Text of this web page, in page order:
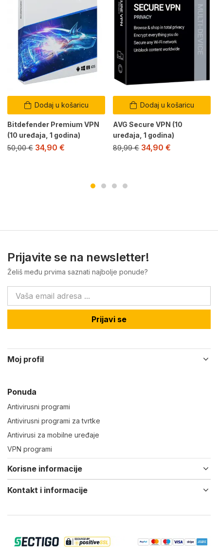
Dodaj u košaricu
Bitdefender Premium VPN
(10 uređaja, 1 godina)
50,00€ 34,90 €
Dodaj u košaricu
AVG Secure VPN (10
uređaja, 1 godina)
89,99€ 34,90 €
Prijavite se na newsletter!
Želiš među prvima saznati najbolje ponude?
Prijavi se
Moj profil
Ponuda
Antivirusni programi
Antivirusni programi za tvrtke
Antivirusi za mobilne uređaje
VPN programi
Korisne informacije
Kontakt i informacije